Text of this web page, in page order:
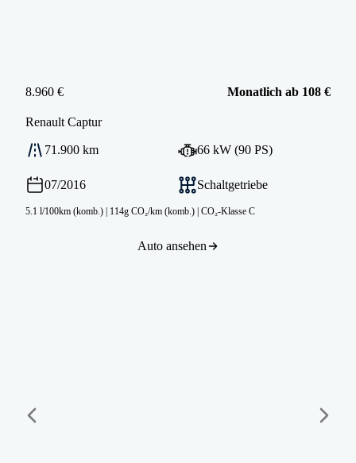
8.960 € Monatlich ab 108 €
Renault Captur
71.900 km 66 kW (90 PS)
07/2016 Schaltgetriebe
5.1 l/100km (komb.) | 114g CO₂/km (komb.) | CO₂-Klasse C
Auto ansehen